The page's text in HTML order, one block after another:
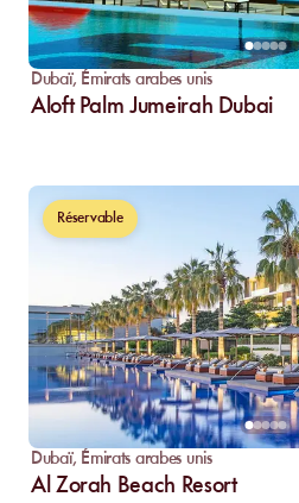
Dubaï, Émirats arabes unis
Aloft Palm Jumeirah Dubai
Réservable
Dubaï, Émirats arabes unis
Al Zorah Beach Resort